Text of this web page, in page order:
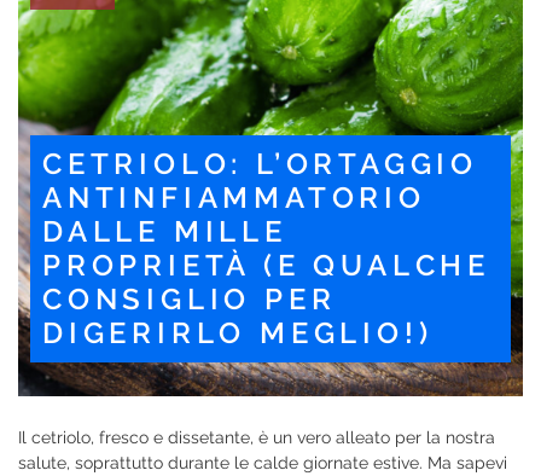
CETRIOLO: L’ORTAGGIO
ANTINFIAMMATORIO
DALLE MILLE
PROPRIETÀ (E QUALCHE
CONSIGLIO PER
DIGERIRLO MEGLIO!)
Il cetriolo, fresco e dissetante, è un vero alleato per la nostra
salute, soprattutto durante le calde giornate estive. Ma sapevi